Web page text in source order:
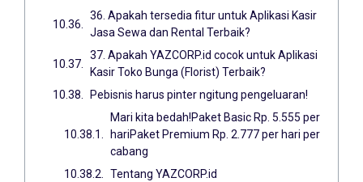
36. Apakah tersedia fitur untuk Aplikasi Kasir
Jasa Sewa dan Rental Terbaik?
37. Apakah YAZCORP.id cocok untuk Aplikasi
Kasir Toko Bunga (Florist) Terbaik?
Pebisnis harus pinter ngitung pengeluaran!
Mari kita bedah!Paket Basic Rp. 5.555 per
hariPaket Premium Rp. 2.777 per hari per
cabang
Tentang YAZCORP.id